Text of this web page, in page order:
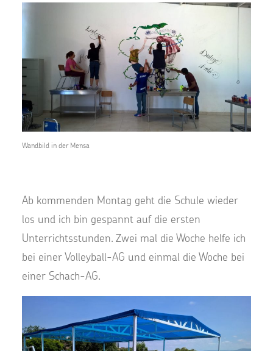
Wandbild in der Mensa
Ab kommenden Montag geht die Schule wieder
los und ich bin gespannt auf die ersten
Unterrichtsstunden. Zwei mal die Woche helfe ich
bei einer Volleyball-AG und einmal die Woche bei
einer Schach-AG.